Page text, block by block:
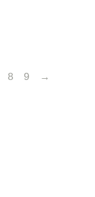
8 9 →